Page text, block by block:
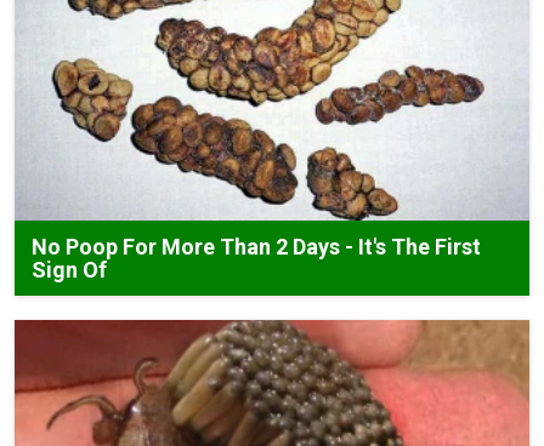
No Poop For More Than 2 Days - It's The First
Sign Of